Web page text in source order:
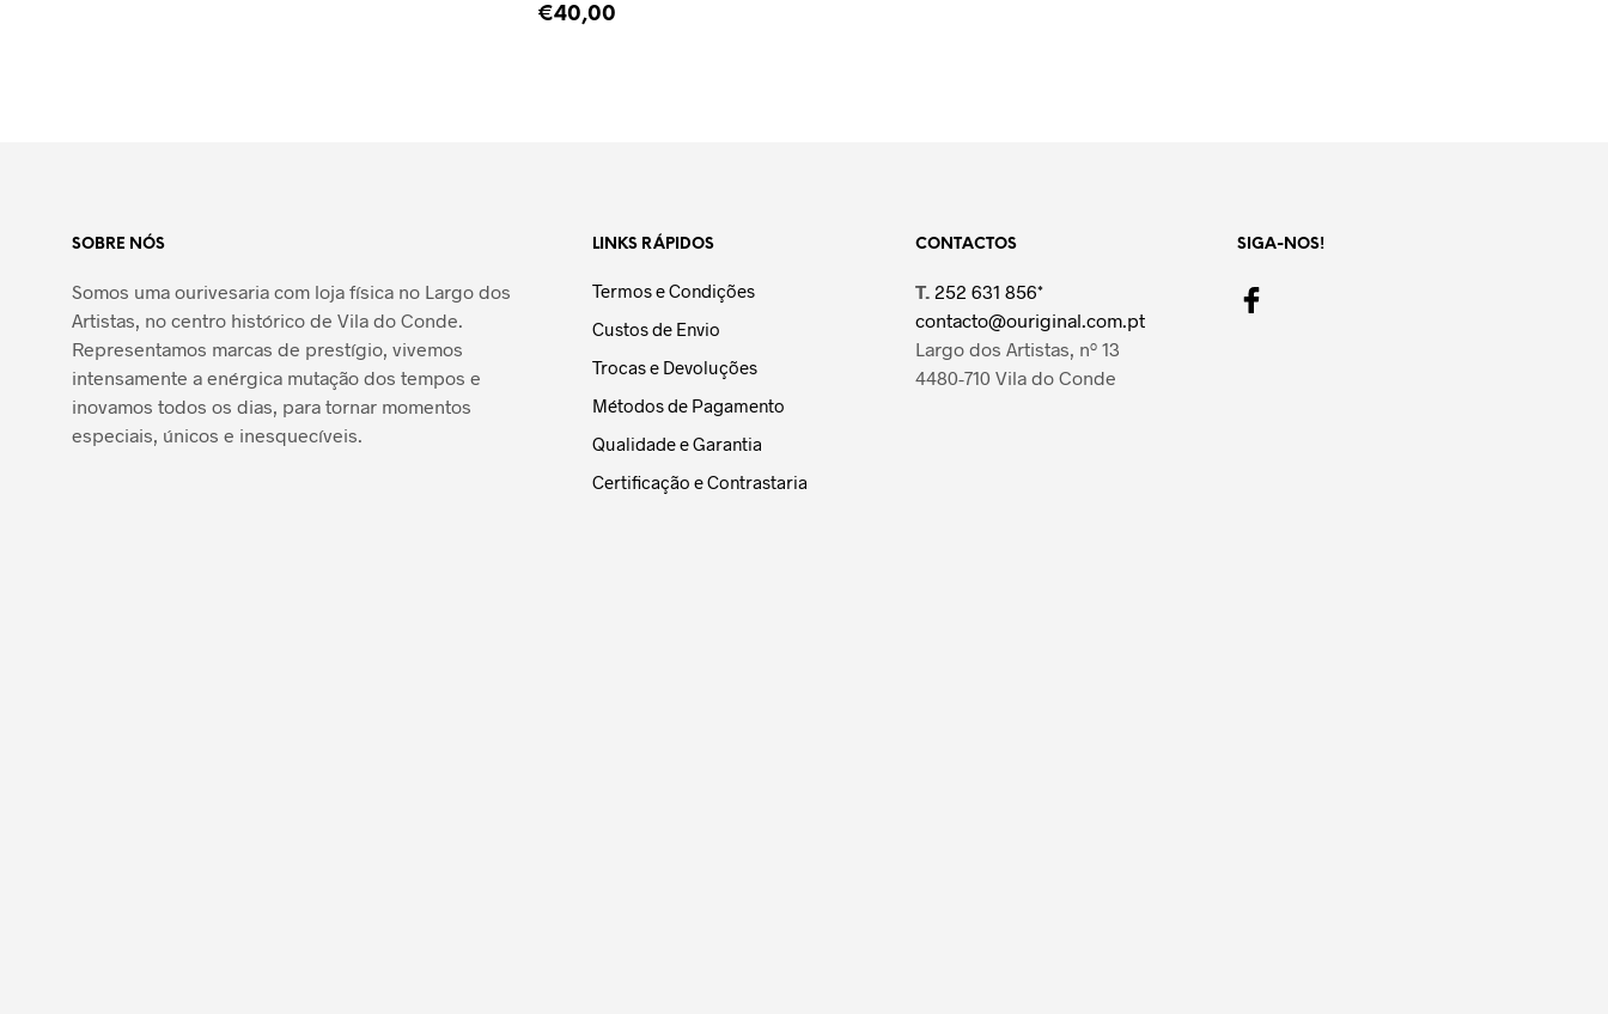
€40,00
SOBRE NÓS
Somos uma ourivesaria com loja física no Largo dos
Artistas, no centro histórico de Vila do Conde.
Representamos marcas de prestígio, vivemos
intensamente a enérgica mutação dos tempos e
inovamos todos os dias, para tornar momentos
especiais, únicos e inesquecíveis.
LINKS RÁPIDOS
Termos e Condições
Custos de Envio
Trocas e Devoluções
Métodos de Pagamento
Qualidade e Garantia
Certificação e Contrastaria
CONTACTOS
T. 252 631 856*
contacto@ouriginal.com.pt
Largo dos Artistas, nº 13
4480-710 Vila do Conde
SIGA-NOS!